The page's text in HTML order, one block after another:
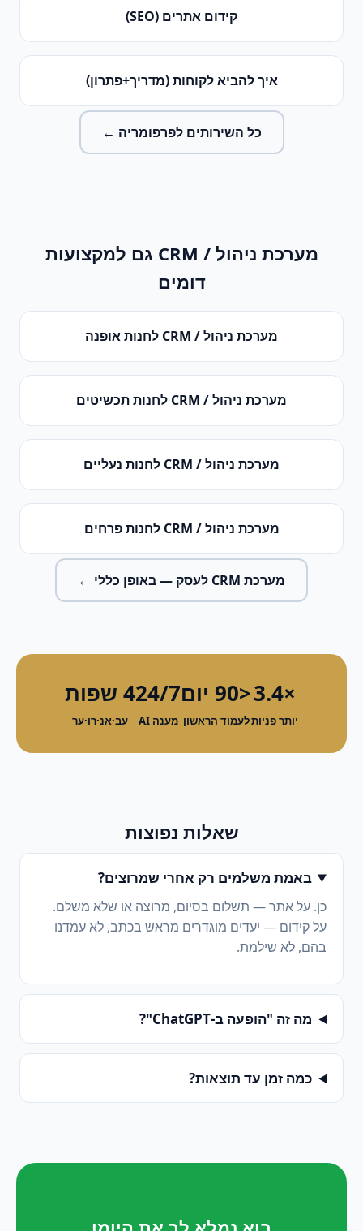
קידום אתרים (SEO)
איך להביא לקוחות (מדריך+פתרון)
כל השירותים לפרפומריה ←
מערכת ניהול / CRM
גם למקצועות
דומים
מערכת ניהול / CRM לחנות אופנה
מערכת ניהול / CRM לחנות תכשיטים
מערכת ניהול / CRM לחנות נעליים
מערכת ניהול / CRM לחנות פרחים
מערכת CRM לעסק — באופן כללי ←
×3.4
יותר פניות
<90 יום
לעמוד הראשון
24/7
מענה AI
4 שפות
עב·אנ·רו·ער
שאלות נפוצות
באמת משלמים רק אחרי שמרוצים?
כן. על אתר — תשלום בסיום, מרוצה או שלא משלם.
על קידום — יעדים מוגדרים מראש בכתב, לא עמדנו
בהם, לא שילמת.
מה זה "הופעה ב-ChatGPT"?
כמה זמן עד תוצאות?